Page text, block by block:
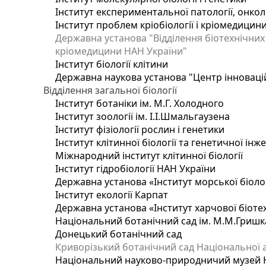
Інститут експериментальної патології,
Інститут проблем кріобіології і
Державна установа "Відділення
кріомедицини НАН України"
Інститут біології клітини
Державна наукова установа "Центр
Відділення загальної біології
Інститут ботаніки ім. М.Г. Холодного
Інститут зоології ім. І.І.Шмальгаузена
Інститут фізіології рослин і генетики
Інститут клітинної біології та генетичної
Міжнародний інститут клітинної біології
Інститут гідробіології НАН України
Державна установа «Інститут морської
Інститут екології Карпат
Державна установа «Інститут харчової
Національний ботанічний сад ім.
Донецький ботанічний сад
Криворізький ботанічний сад Національної
Національний науково-природничий музей